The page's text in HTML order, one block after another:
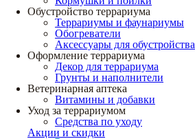
Обустройство террариума
Террариумы и фаунариумы
Обогреватели
Аксессуары для обустройства
Оформление террариума
Декор для террариума
Грунты и наполнители
Ветеринарная аптека
Витамины и добавки
Уход за террариумом
Средства по уходу
Акции и скидки